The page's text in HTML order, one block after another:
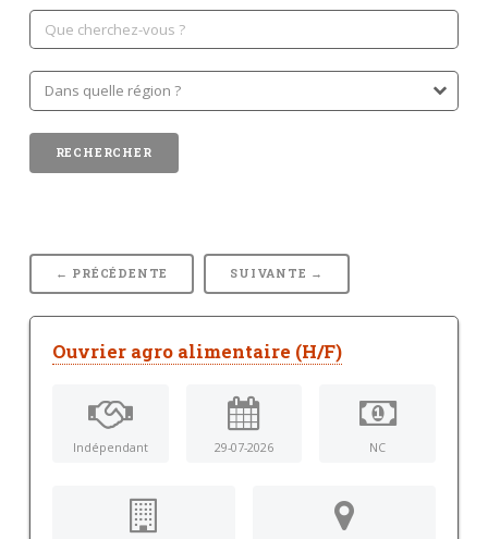
← PRÉCÉDENTE SUIVANTE →
Ouvrier agro alimentaire (H/F)
Indépendant 29-07-2026 NC